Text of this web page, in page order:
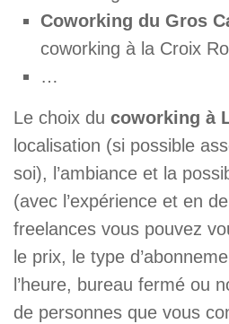
Coworking du Gros
coworking à la Croix
…
Le choix du coworking à
localisation (si possible
soi), l’ambiance et la
(avec l’expérience et en
freelances vous pouvez
le prix, le type
l’heure, bureau fermé ou
de personnes que vous